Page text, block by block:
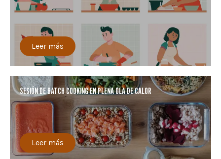
Leer más
SESIÓN DE BATCH COOKING EN PLENA OLA DE CALOR
Leer más